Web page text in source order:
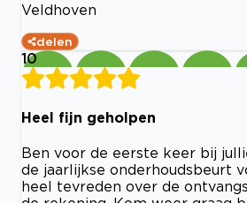
Veldhoven
delen
10
Heel fijn geholpen
Ben voor de eerste keer bij
de jaarlijkse onderhoudsbeurt
heel tevreden over de